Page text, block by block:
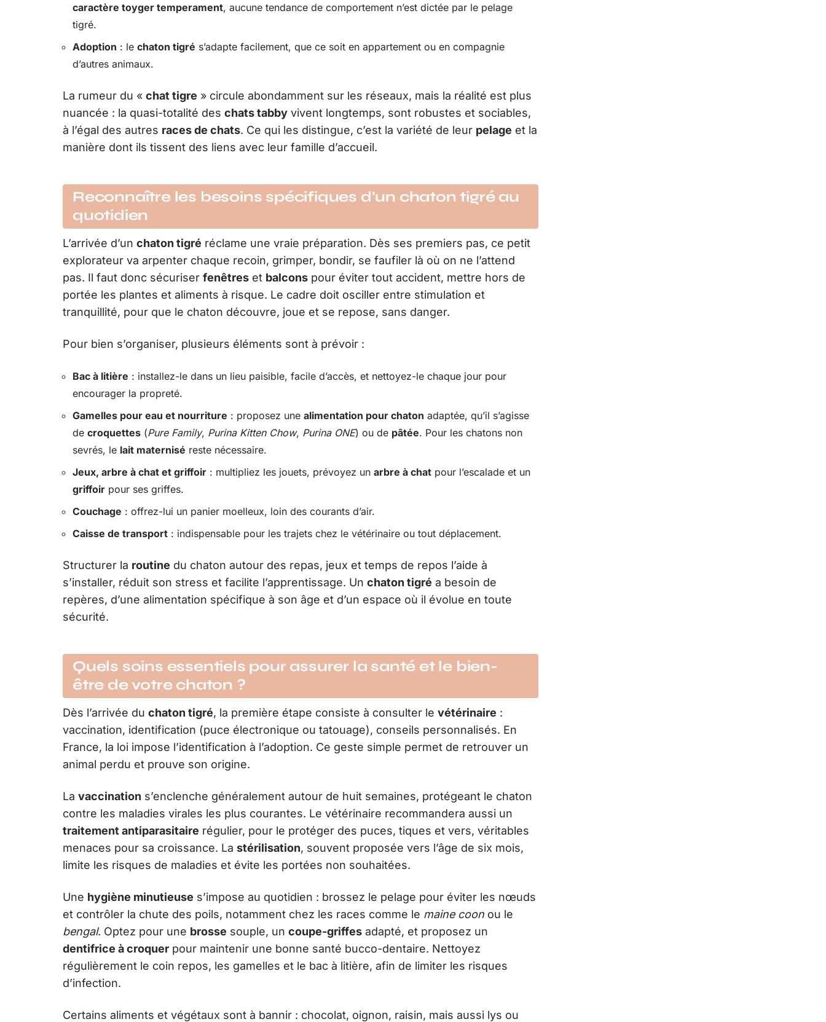
caractère toyger temperament, aucune tendance de comportement n’est dictée par le pelage
tigré.
Adoption : le chaton tigré s’adapte facilement, que ce soit en appartement ou en compagnie
d’autres animaux.
La rumeur du « chat tigre » circule abondamment sur les réseaux, mais la réalité est plus
nuancée : la quasi-totalité des chats tabby vivent longtemps, sont robustes et sociables,
à l’égal des autres races de chats. Ce qui les distingue, c’est la variété de leur pelage et la
manière dont ils tissent des liens avec leur famille d’accueil.
Reconnaître les besoins spécifiques d’un chaton tigré au
quotidien
L’arrivée d’un chaton tigré réclame une vraie préparation. Dès ses premiers pas, ce petit
explorateur va arpenter chaque recoin, grimper, bondir, se faufiler là où on ne l’attend
pas. Il faut donc sécuriser fenêtres et balcons pour éviter tout accident, mettre hors de
portée les plantes et aliments à risque. Le cadre doit osciller entre stimulation et
tranquillité, pour que le chaton découvre, joue et se repose, sans danger.
Pour bien s’organiser, plusieurs éléments sont à prévoir :
Bac à litière : installez-le dans un lieu paisible, facile d’accès, et nettoyez-le chaque jour pour
encourager la propreté.
Gamelles pour eau et nourriture : proposez une alimentation pour chaton adaptée, qu’il s’agisse
de croquettes (Pure Family, Purina Kitten Chow, Purina ONE) ou de pâtée. Pour les chatons non
sevrés, le lait maternisé reste nécessaire.
Jeux, arbre à chat et griffoir : multipliez les jouets, prévoyez un arbre à chat pour l’escalade et un
griffoir pour ses griffes.
Couchage : offrez-lui un panier moelleux, loin des courants d’air.
Caisse de transport : indispensable pour les trajets chez le vétérinaire ou tout déplacement.
Structurer la routine du chaton autour des repas, jeux et temps de repos l’aide à
s’installer, réduit son stress et facilite l’apprentissage. Un chaton tigré a besoin de
repères, d’une alimentation spécifique à son âge et d’un espace où il évolue en toute
sécurité.
Quels soins essentiels pour assurer la santé et le bien-
être de votre chaton ?
Dès l’arrivée du chaton tigré, la première étape consiste à consulter le vétérinaire :
vaccination, identification (puce électronique ou tatouage), conseils personnalisés. En
France, la loi impose l’identification à l’adoption. Ce geste simple permet de retrouver un
animal perdu et prouve son origine.
La vaccination s’enclenche généralement autour de huit semaines, protégeant le chaton
contre les maladies virales les plus courantes. Le vétérinaire recommandera aussi un
traitement antiparasitaire régulier, pour le protéger des puces, tiques et vers, véritables
menaces pour sa croissance. La stérilisation, souvent proposée vers l’âge de six mois,
limite les risques de maladies et évite les portées non souhaitées.
Une hygiène minutieuse s’impose au quotidien : brossez le pelage pour éviter les nœuds
et contrôler la chute des poils, notamment chez les races comme le maine coon ou le
bengal. Optez pour une brosse souple, un coupe-griffes adapté, et proposez un
dentifrice à croquer pour maintenir une bonne santé bucco-dentaire. Nettoyez
régulièrement le coin repos, les gamelles et le bac à litière, afin de limiter les risques
d’infection.
Certains aliments et végétaux sont à bannir : chocolat, oignon, raisin, mais aussi lys ou